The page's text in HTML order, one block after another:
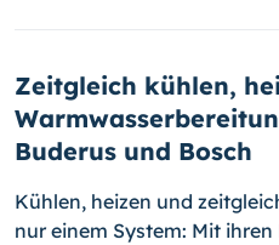
Zeitgleich kühlen,
Buderus und Bosch
Kühlen, heizen und
nur einem System: Mit